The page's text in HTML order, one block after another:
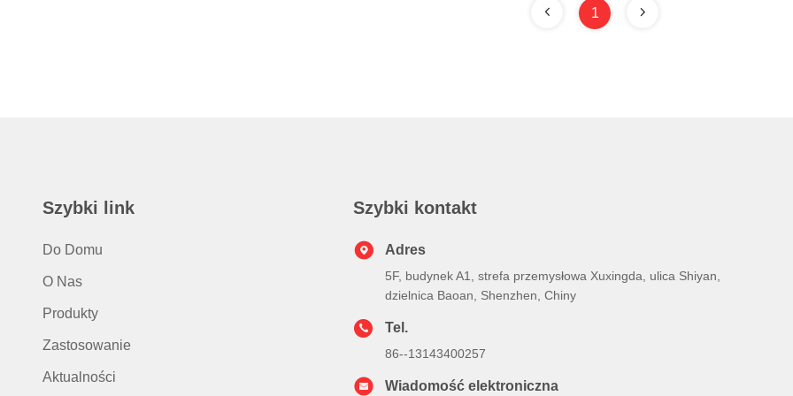
1
Szybki link
Do Domu
O Nas
Produkty
Zastosowanie
Aktualności
Szybki kontakt
Adres
5F, budynek A1, strefa przemysłowa Xuxingda, ulica Shiyan,
dzielnica Baoan, Shenzhen, Chiny
Tel.
86--13143400257
Wiadomość elektroniczna